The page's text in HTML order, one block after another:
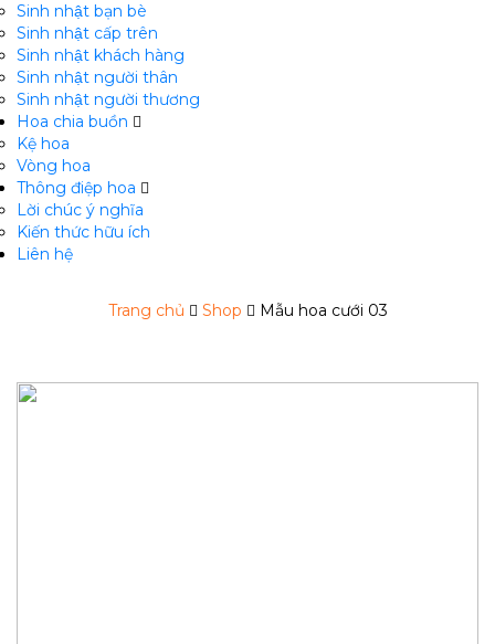
Sinh nhật bạn bè
Sinh nhật cấp trên
Sinh nhật khách hàng
Sinh nhật người thân
Sinh nhật người thương
Hoa chia buồn
Kệ hoa
Vòng hoa
Thông điệp hoa
Lời chúc ý nghĩa
Kiến thức hữu ích
Liên hệ
Trang chủ Shop Mẫu hoa cưới 03